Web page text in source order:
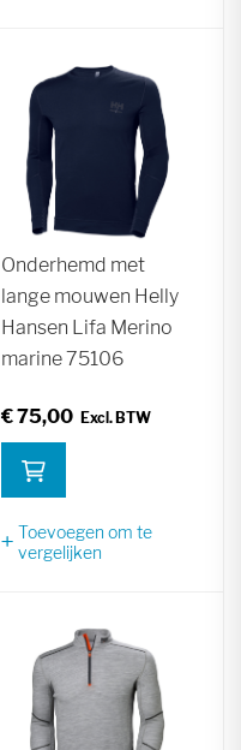
Onderhemd met
lange mouwen Helly
Hansen Lifa Merino
marine 75106
€ 75,00
Toevoegen om te
vergelijken